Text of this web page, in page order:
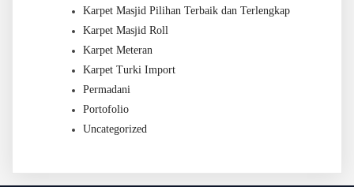
Karpet Masjid Pilihan Terbaik dan Terlengkap
Karpet Masjid Roll
Karpet Meteran
Karpet Turki Import
Permadani
Portofolio
Uncategorized